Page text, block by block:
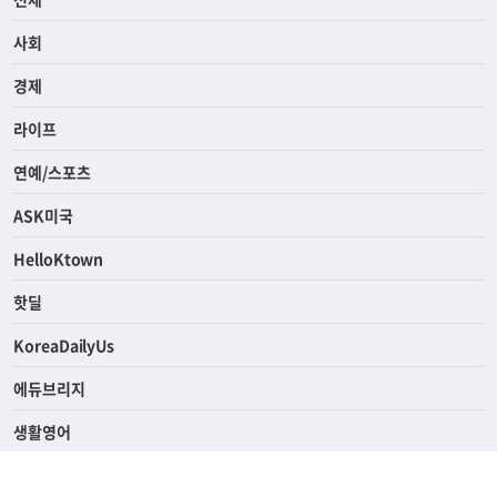
사회
경제
라이프
연예/스포츠
ASK미국
HelloKtown
핫딜
KoreaDailyUs
에듀브리지
생활영어